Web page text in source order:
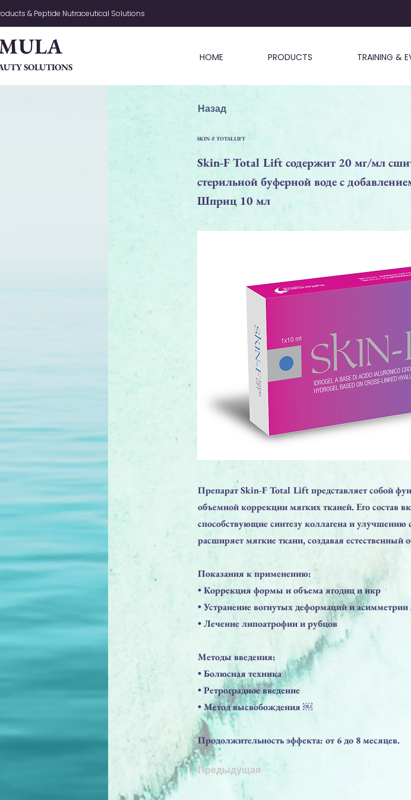
& Peptide Nutraceutical Solutions
SOLUTIONS
HOME PRODUCTS TRAINING &
Назад
SKIN-F TOTAL LIFT
Skin-F Total Lift содержит 20 мг/мл
стерильной буферной воде с
Шприц 10 мл
Препарат Skin-F Total Lift представляет собой
объемной коррекции мягких тканей. Его состав
способствующие синтезу коллагена и
расширяет мягкие ткани, создавая естественный
Показания к применению:
• Коррекция формы и объема ягодиц и икр
• Устранение вогнутых деформаций и асимметрии
• Лечение липоатрофии и рубцов
Методы введения:
• Болюсная техника
• Ретроградное введение
• Метод высвобождения ￼
Продолжительность эффекта: от 6 до 8 месяцев.
Предыдущая